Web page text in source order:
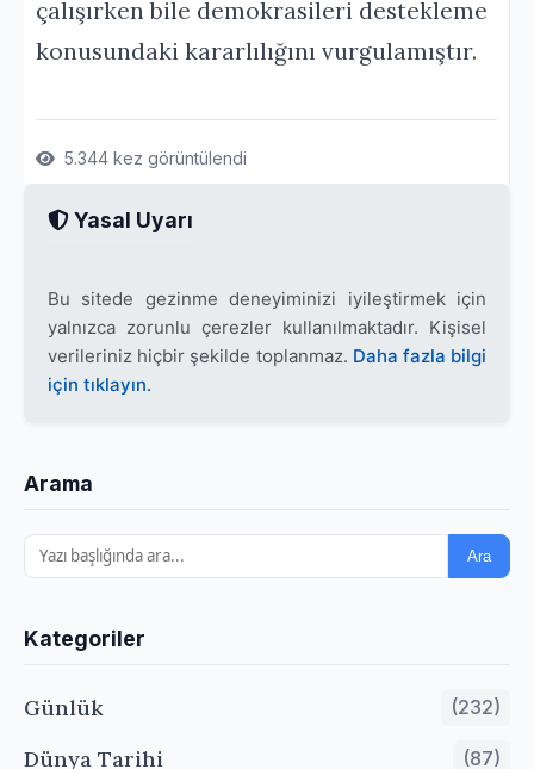
çalışırken bile demokrasileri destekleme
konusundaki kararlılığını vurgulamıştır.
5.344 kez görüntülendi
Yasal Uyarı
Bu sitede gezinme deneyiminizi iyileştirmek için
yalnızca zorunlu çerezler kullanılmaktadır. Kişisel
verileriniz hiçbir şekilde toplanmaz. Daha fazla bilgi
için tıklayın.
Arama
Ara
Kategoriler
Günlük (232)
Dünya Tarihi (87)